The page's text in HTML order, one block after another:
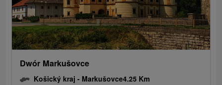
Dwór Markušovce
Košický kraj - Markušovce4.25 Km